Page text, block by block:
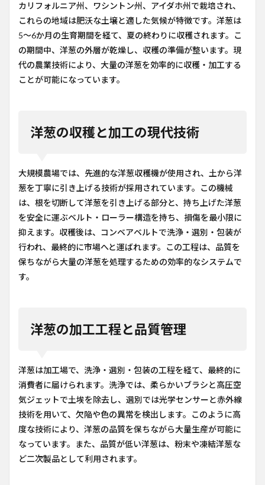
カリフォルニア州、ワシントン州、アイダホ州で栽培され、
これらの地域は肥沃な土壌と適した気候が特徴です。洋葱は
5〜6か月の生育期間を経て、夏の終わりに収穫されます。こ
の期間中、洋葱の外層が乾燥し、収穫の準備が整います。現
代の農業技術により、大量の洋葱を効率的に収穫・加工する
ことが可能になっています。
洋葱の収穫と加工の現代技術
大規模農場では、先進的な洋葱収穫機が使用され、土から洋
葱を丁寧に引き上げる技術が採用されています。この機械
は、根を切断して洋葱を引き上げる部分と、持ち上げた洋葱
を安全に運ぶベルト・ローラー構造を持ち、損傷を最小限に
抑えます。収穫後は、コンベアベルトで洗浄・選別・包装が
行われ、最終的に市場へと運ばれます。この工程は、品質を
保ちながら大量の洋葱を処理するための効率的なシステムで
す。
洋葱の加工工程と品質管理
洋葱は加工場で、洗浄・選別・包装の工程を経て、最終的に
消費者に届けられます。洗浄では、柔らかいブラシと高圧空
気ジェットで土埃を除去し、選別では光学センサーと赤外線
技術を用いて、欠陥や色の異常を検出します。このように高
度な技術により、洋葱の品質を保ちながら大量生産が可能に
なっています。また、品質が低い洋葱は、粉末や凍結洋葱な
ど二次製品として利用されます。